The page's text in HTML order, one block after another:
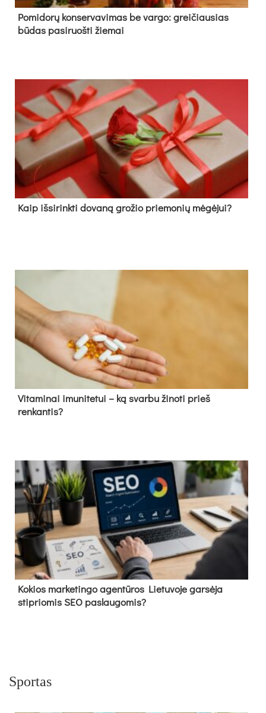
Pomidorų konservavimas be vargo: greičiausias
būdas pasiruošti žiemai
Kaip išsirinkti dovaną grožio priemonių mėgėjui?
Vitaminai imunitetui – ką svarbu žinoti prieš
renkantis?
Kokios marketingo agentūros Lietuvoje garsėja
stipriomis SEO paslaugomis?
Sportas